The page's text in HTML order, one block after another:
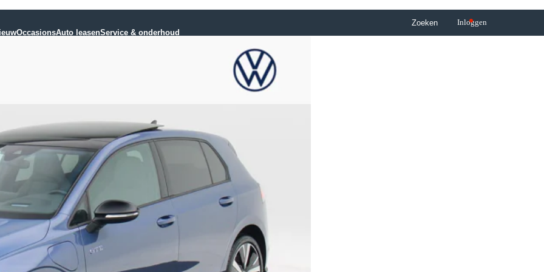
OccasionsAuto leasenService & onderhoud
DataPlug
Bourguignon Servicepakket
Plan jouw
werkplaatsafspraak
Plan een afspraak
Zoeken Inloggen